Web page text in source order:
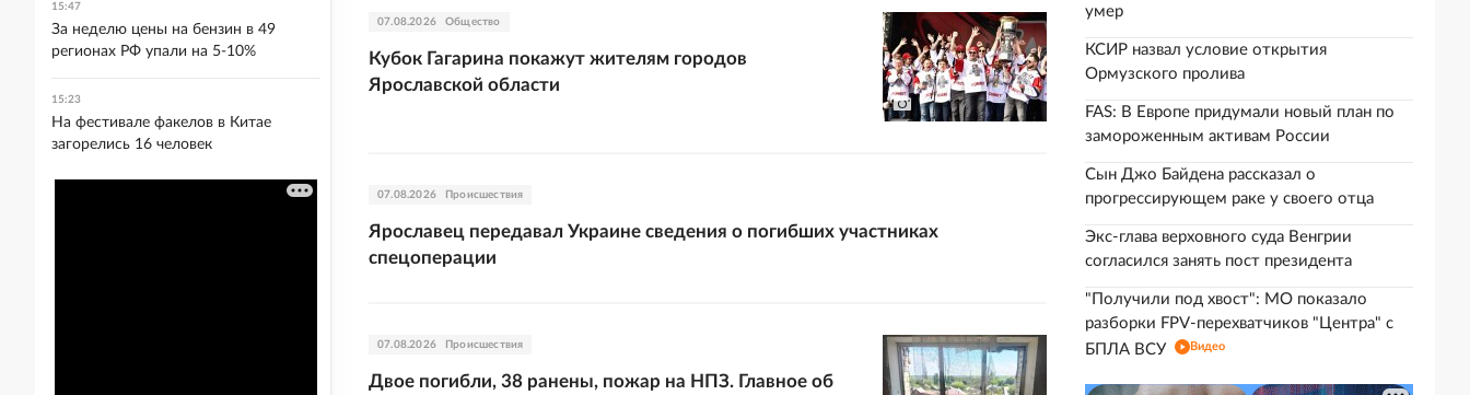
07.08.2026 Общество
Кубок Гагарина покажут жителям городов
Ярославской области
07.08.2026 Происшествия
Ярославец передавал Украине сведения о погибших участниках
спецоперации
07.08.2026 Происшествия
Двое погибли, 38 ранены, пожар на НПЗ. Главное об
умер
КСИР назвал условие открытия
Ормузского пролива
FAS: В Европе придумали новый план по
замороженным активам России
Сын Джо Байдена рассказал о
прогрессирующем раке у своего отца
Экс-глава верховного суда Венгрии
согласился занять пост президента
"Получили под хвост": МО показало
разборки FPV-перехватчиков "Центра" с
БПЛА ВСУ
Видео
15:47
За неделю цены на бензин в 49
регионах РФ упали на 5-10%
15:23
На фестивале факелов в Китае
загорелись 16 человек